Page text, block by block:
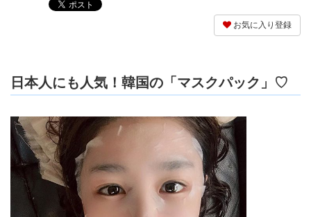
お気に入り登録
日本人にも人気！韓国の「マスクパック」♡